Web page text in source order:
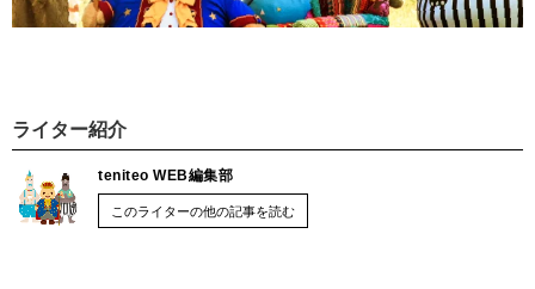
ライター紹介
teniteo WEB編集部
このライターの他の記事を読む